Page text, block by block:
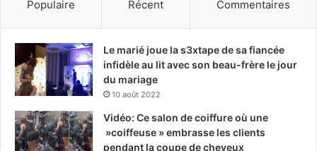
Populaire Récent Commentaires
Le marié joue la s3xtape de sa fiancée
infidèle au lit avec son beau-frère le jour
du mariage
10 août 2022
Vidéo: Ce salon de coiffure où une
»coiffeuse » embrasse les clients
pendant la coupe de cheveux